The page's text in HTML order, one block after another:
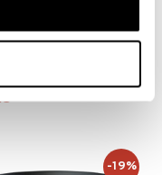
Citron
-19%